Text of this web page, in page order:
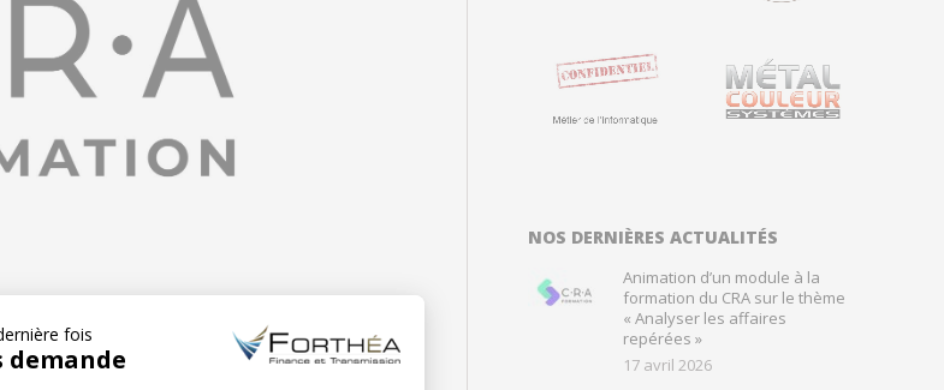
NOS DERNIÈRES ACTUALITÉS
Animation d’un module à la
formation du CRA sur le thème
« Analyser les affaires
repérées »
17 avril 2026